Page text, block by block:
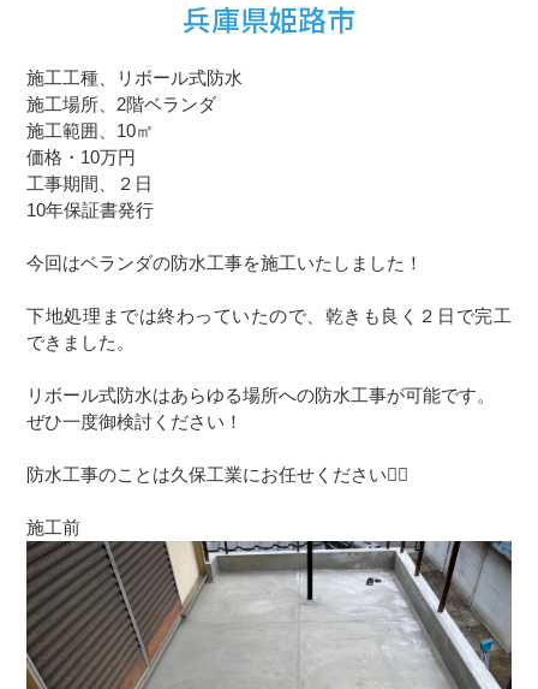
兵庫県姫路市
施工工種、リボール式防水
施工場所、2階ベランダ
施工範囲、10㎡
価格・10万円
工事期間、２日
10年保証書発行
今回はベランダの防水工事を施工いたしました！
下地処理までは終わっていたので、乾きも良く２日で完工
できました。
リボール式防水はあらゆる場所への防水工事が可能です。
ぜひ一度御検討ください！
防水工事のことは久保工業にお任せください🙇‍♂️
施工前